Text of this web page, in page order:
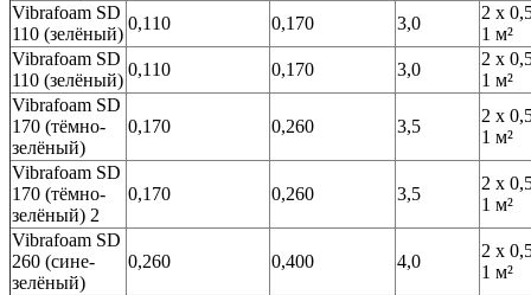
Vibrafoam SD
110 (зелёный)
0,110 0,170 3,0
2 х
1 м²
Vibrafoam SD
110 (зелёный)
0,110 0,170 3,0
2 х
1 м²
Vibrafoam SD
170 (тёмно-
зелёный)
0,170 0,260 3,5
2 х
1 м²
Vibrafoam SD
170 (тёмно-
зелёный) 2
0,170 0,260 3,5
2 х
1 м²
Vibrafoam SD
260 (сине-
зелёный)
0,260 0,400 4,0
2 х
1 м²